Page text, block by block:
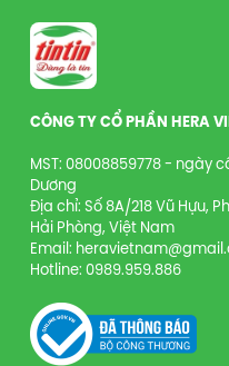
CÔNG TY CỔ PHẦN HERA
MST: 08008859778 - ngày
Dương
Địa chỉ: Số 8A/218 Vũ Hựu,
Hải Phòng, Việt Nam
Email:
Hotline: 0989.959.886